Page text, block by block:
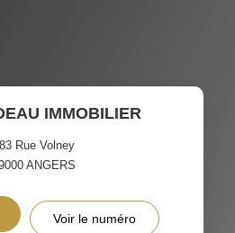
PART DES MÉNAGES SANS
VOITURE
ECOLES ET CRÈCHES
IMMOBILIER
Rue Volney
ANGERS
Voir le numéro